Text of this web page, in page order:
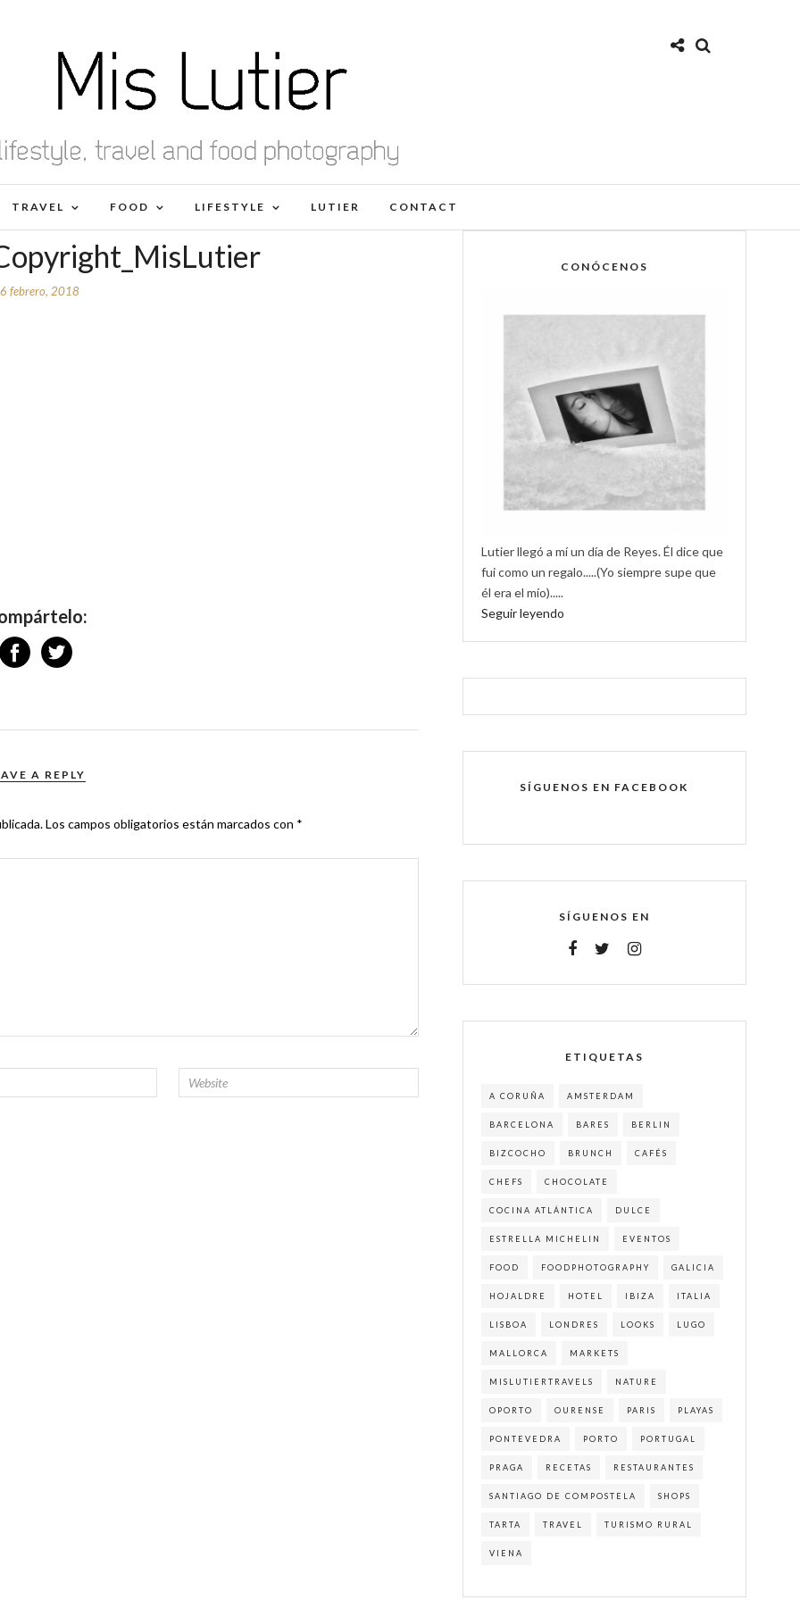
TRAVEL FOOD LIFESTYLE LUTIER CONTACT
febrero, 2018
A REPLY
Los campos obligatorios están marcados con *
CONÓCENOS
Lutier llegó a mí un día de Reyes. Él dice que
fui como un regalo.....(Yo siempre supe que
él era el mío).....
Seguir leyendo
SÍGUENOS EN FACEBOOK
SÍGUENOS EN
ETIQUETAS
A CORUÑA AMSTERDAM
BARCELONA BARES BERLIN
BIZCOCHO BRUNCH CAFÉS
CHEFS CHOCOLATE
COCINA ATLÁNTICA DULCE
ESTRELLA MICHELIN EVENTOS
FOOD FOODPHOTOGRAPHY GALICIA
HOJALDRE HOTEL IBIZA ITALIA
LISBOA LONDRES LOOKS LUGO
MALLORCA MARKETS
MISLUTIERTRAVELS NATURE
OPORTO OURENSE PARIS PLAYAS
PONTEVEDRA PORTO PORTUGAL
PRAGA RECETAS RESTAURANTES
SANTIAGO DE COMPOSTELA SHOPS
TARTA TRAVEL TURISMO RURAL
VIENA